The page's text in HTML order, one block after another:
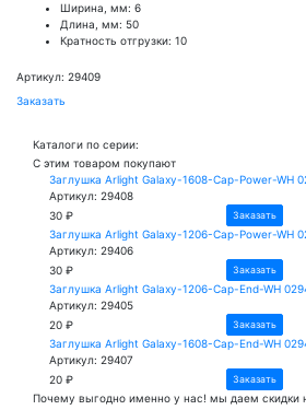
Ширина, мм: 6
Длина, мм: 50
Кратность отгрузки: 10
Артикул: 29409
Заказать
Каталоги по серии:
С этим товаром покупают
Заглушка Arlight Galaxy-1608-Cap-Power-WH
Артикул: 29408
30 ₽
Заказать
Заглушка Arlight Galaxy-1206-Cap-Power-WH
Артикул: 29406
30 ₽
Заказать
Заглушка Arlight Galaxy-1206-Cap-End-WH
Артикул: 29405
20 ₽
Заказать
Заглушка Arlight Galaxy-1608-Cap-End-WH
Артикул: 29407
20 ₽
Заказать
Почему выгодноименно у нас! мы даем скидки